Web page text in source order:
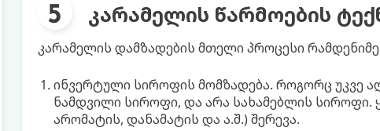
კარამელის წარმოების
კარამელის დამზადების მთელი პროცესი რამდენიმე
ინვერტული სიროფის მომზადება. როგორც უკვე
ნამდვილი სიროფი, და არა სახამებლის სიროფი.
არომატის, დანამატის და ა.შ.) შერევა.